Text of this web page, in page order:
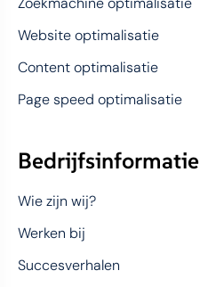
Website optimalisatie
Content optimalisatie
Page speed optimalisatie
Bedrijfsinformatie
Wie zijn wij?
Werken bij
Succesverhalen